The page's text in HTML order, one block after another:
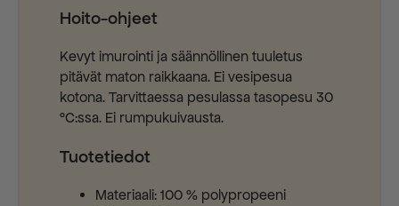
Hoito-ohjeet
Kevyt imurointi ja säännöllinen tuuletus
pitävät maton raikkaana. Ei vesipesua
kotona. Tarvittaessa pesulassa tasopesu 30
°C:ssa. Ei rumpukuivausta.
Tuotetiedot
Materiaali: 100 % polypropeeni